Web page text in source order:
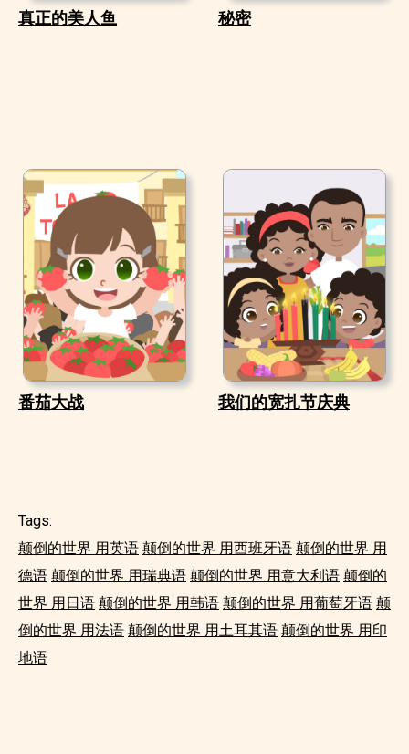
真正的美人鱼 秘密
番茄大战 我们的宽扎节庆典
Tags:
颠倒的世界 用英语 颠倒的世界 用西班牙语 颠倒的世界 用
德语 颠倒的世界 用瑞典语 颠倒的世界 用意大利语 颠倒的
世界 用日语 颠倒的世界 用韩语 颠倒的世界 用葡萄牙语 颠
倒的世界 用法语 颠倒的世界 用土耳其语 颠倒的世界 用印
地语